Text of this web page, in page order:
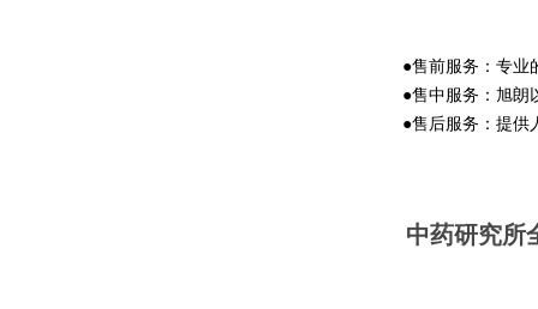
●售前服务：专业
●售中服务：旭朗
●售后服务：提供
中药研究所